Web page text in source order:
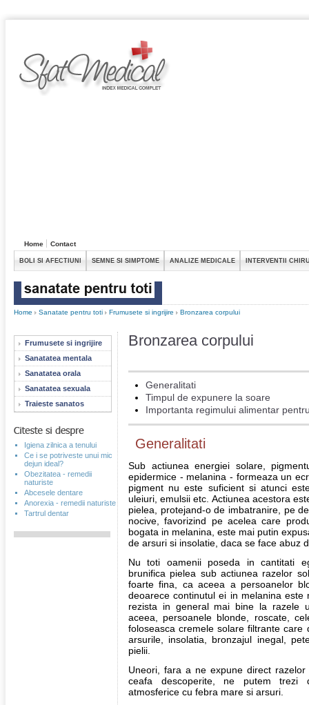
Home Contact
BOLI SI AFECTIUNI SEMNE SI SIMPTOME ANALIZE MEDICALE INTERVENTII
Home Sanatate pentru toti Frumusete si ingrijire Bronzarea corpului
Frumusete si ingrijire
Sanatatea mentala
Sanatatea orala
Sanatatea sexuala
Traieste sanatos
Igiena zilnica a tenului
Ce i se potriveste unui mic
dejun ideal?
Obezitatea - remedii
naturiste
Abcesele dentare
Anorexia - remedii naturiste
Tartrul dentar
Bronzarea corpului
Generalitati
Timpul de expunere la soare
Importanta regimului alimentar
Generalitati
Sub actiunea energiei solare,
epidermice - melanina - formeaza un
pigment nu este suficient si atunci
uleiuri, emulsii etc. Actiunea acestora
pielea, protejand-o de imbatranire, pe
nocive, favorizind pe acelea care
bogata in melanina, este mai putin
de arsuri si insolatie, daca se face abuz
Nu toti oamenii poseda in cantitati
brunifica pielea sub actiunea razelor
foarte fina, ca aceea a persoanelor
deoarece continutul ei in melanina
rezista in general mai bine la razele
aceea, persoanele blonde, roscate,
foloseasca cremele solare filtrante
arsurile, insolatia, bronzajul inegal,
pielii.
Uneori, fara a ne expune direct
ceafa descoperite, ne putem trezi
atmosferice cu febra mare si arsuri.